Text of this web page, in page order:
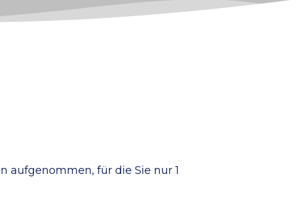
aufgenommen, für die Sie nur 1